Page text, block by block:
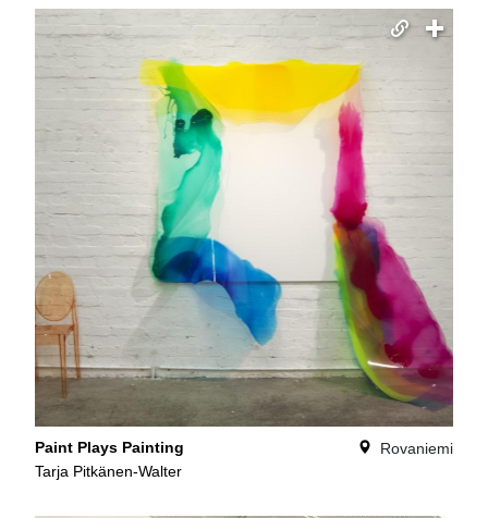
Paint Plays Painting
Tarja Pitkänen-Walter
Rovaniemi